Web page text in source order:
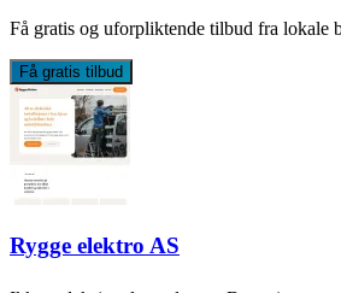
Få gratis og uforpliktende tilbud fra lokale
Få gratis tilbud
Rygge elektro AS